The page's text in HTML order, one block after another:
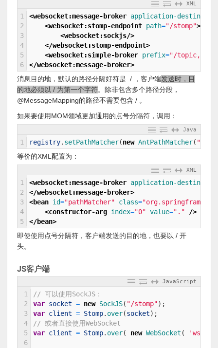
XML
1
2
3
4
5
6
<websocket:message-broker application-
<websocket:stomp-endpoint path="/stomp">
<websocket:sockjs/>
</websocket:stomp-endpoint>
<websocket:simple-broker prefix="/topic, /
</websocket:message-broker>
消息目的地，默认的路径分隔好符是 / ，客户端发送时，目
的地必须以 / 为第一个字符。除非包含多个路径分段，
@MessageMapping的路径不需要包含 / 。
如果要使用MOM领域更加通用的点号分隔符，调用：
Java
1 registry. setPathMatcher(new AntPathMatcher( "."
等价的XML配置为：
XML
1
2
3
4
5
<websocket:message-broker application-
</websocket:message-broker>
<bean id="pathMatcher" class=
<constructor-arg index="0" value="." />
</bean>
即使使用点号分隔符，客户端发送的目的地，也要以 / 开
头。
JS客户端
JavaScript
1
2
3
4
5
6
// 可以使用SockJS：
var socket = new SockJS( "/stomp") ;
var client = Stomp. over(socket) ;
// 或者直接使用WebSocket
var client = Stomp. over( new WebSocket ( 'ws://